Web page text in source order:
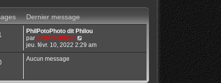
Dernier message
PhilPotoPhoto dit Philou
par PhilPotoPhoto
o
n
jeu. févr. 10, 2022 2:29 am
Aucun message